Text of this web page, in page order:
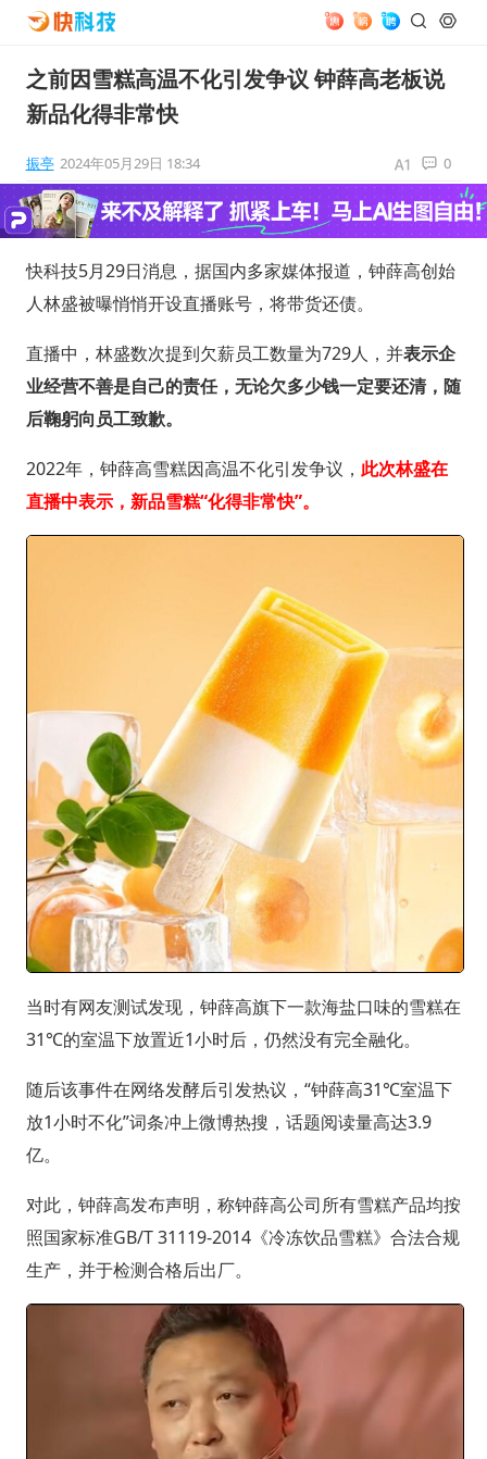
之前因雪糕高温不化引发争议 钟薛高老板说
新品化得非常快
振亭 2024年05月29日 18:34 0
快科技5月29日消息，据国内多家媒体报道，钟薛高创始
人林盛被曝悄悄开设直播账号，将带货还债。
直播中，林盛数次提到欠薪员工数量为729人，并表示企
业经营不善是自己的责任，无论欠多少钱一定要还清，随
后鞠躬向员工致歉。
2022年，钟薛高雪糕因高温不化引发争议， 此次林盛在
直播中表示，新品雪糕“化得非常快”。
当时有网友测试发现，钟薛高旗下一款海盐口味的雪糕在
31℃的室温下放置近1小时后，仍然没有完全融化。
随后该事件在网络发酵后引发热议，“钟薛高31℃室温下
放1小时不化”词条冲上微博热搜，话题阅读量高达3.9
亿。
对此，钟薛高发布声明，称钟薛高公司所有雪糕产品均按
照国家标准GB/T 31119-2014《冷冻饮品雪糕》合法合规
生产，并于检测合格后出厂。